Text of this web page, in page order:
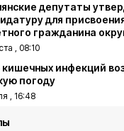
депутаты
для
гражданина
, 08:10
кишечных инфекций
погоду
, 16:48